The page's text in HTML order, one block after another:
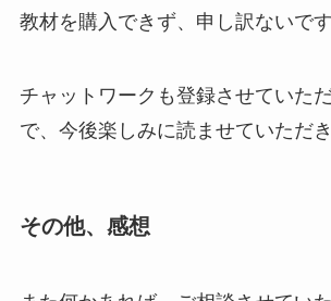
教材を購入できず、申し訳ないです
チャットワークも登録させていた
で、今後楽しみに読ませていただき
その他、感想